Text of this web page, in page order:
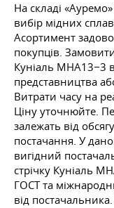
На складі
вибір мідних
Асортимент
покупців.
Куніаль МНА13−3
представництва
Витрати часу на
Ціну уточнюйте.
залежать від
постачання. У
вигідний
стрічку Куніаль
ГОСТ та
від